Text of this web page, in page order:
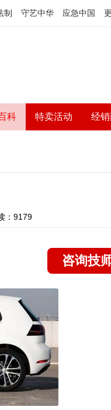
制 守艺中华 应急中国
科 特卖活动 经
：9179
咨询技